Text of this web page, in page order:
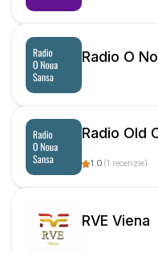
Radio O
Radio Old
1.0 (1 recenzie)
RVE Viena